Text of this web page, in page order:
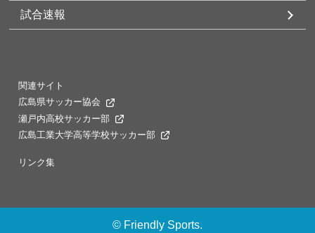
試合速報
関連サイト
広島県サッカー協会
瀬戸内高校サッカー部
広島工業大学高等学校サッカー部
リンク集
© Friendly Sports.